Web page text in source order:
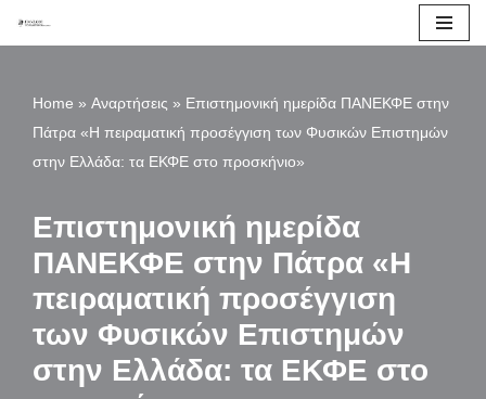
Home » Αναρτήσεις » Επιστημονική ημερίδα ΠΑΝΕΚΦΕ στην
Πάτρα «Η πειραματική προσέγγιση των Φυσικών Επιστημών
στην Ελλάδα: τα ΕΚΦΕ στο προσκήνιο»
Επιστημονική ημερίδα
ΠΑΝΕΚΦΕ στην Πάτρα «Η
πειραματική προσέγγιση
των Φυσικών Επιστημών
στην Ελλάδα: τα ΕΚΦΕ στο